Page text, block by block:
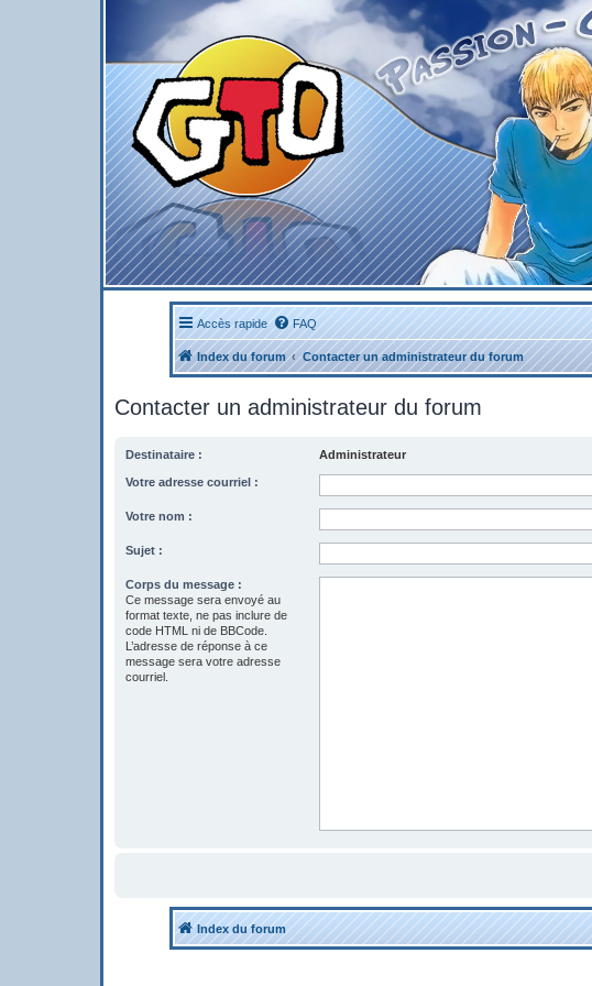
Accès rapide FAQ
Index du forum Contacter un administrateur du forum
Contacter un administrateur du forum
Destinataire : Administrateur
Votre adresse courriel :
Votre nom :
Sujet :
Corps du message :
Ce message sera envoyé au
format texte, ne pas inclure de
code HTML ni de BBCode.
L’adresse de réponse à ce
message sera votre adresse
courriel.
Index du forum